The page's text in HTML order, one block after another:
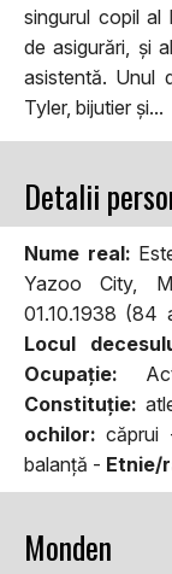
singurul copil al
de asigurări, și
asistentă. Unul
Tyler, bijutier și...
Detalii
Nume real:
Yazoo City,
01.10.1938 (84
Locul
Ocupaţie:
Constituţie:
ochilor: căprui
balanţă - Etnie/
Monden